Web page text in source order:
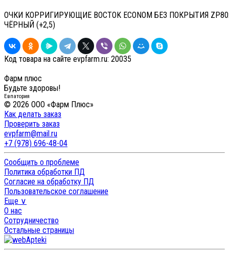
ОЧКИ КОРРИГИРУЮЩИЕ BOCTOK ECONOM БЕЗ ПОКРЫТИЯ
ЧЁРНЫЙ (+2,5)
Код товара на сайте evpfarm.ru: 20035
Фарм плюс
Будьте здоровы!
Евпатория
© 2026 ООО «Фарм Плюс»
Как делать заказ
Проверить заказ
evpfarm@mail.ru
+7 (978) 696-48-04
Сообщить о проблеме
Политика обработки ПД
Согласие на обработку ПД
Пользовательское соглашение
Еще ∨
О нас
Сотрудничество
Остальные страницы